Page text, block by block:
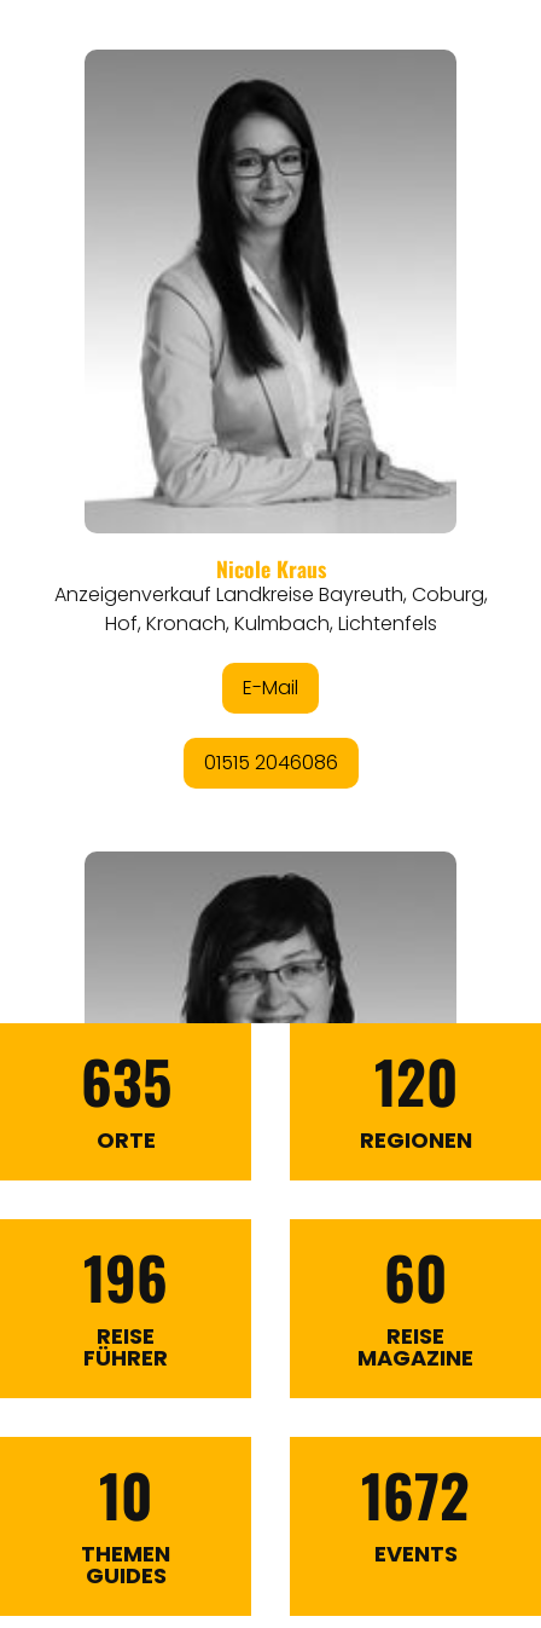
635
ORTE
120
REGIONEN
196
REISE
FÜHRER
60
REISE
MAGAZINE
10
THEMEN
GUIDES
1672
EVENTS